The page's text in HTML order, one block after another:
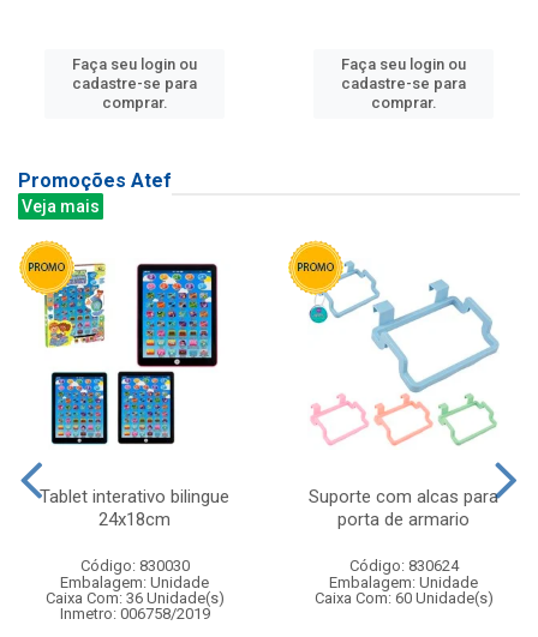
Faça seu login ou
cadastre-se para
comprar.
Faça seu login ou
cadastre-se para
comprar.
Promoções Atef
Veja mais
Tablet interativo bilingue
24x18cm
Código: 830030
Embalagem: Unidade
Caixa Com: 36 Unidade(s)
Inmetro: 006758/2019
Suporte com alcas para
porta de armario
Código: 830624
Embalagem: Unidade
Caixa Com: 60 Unidade(s)